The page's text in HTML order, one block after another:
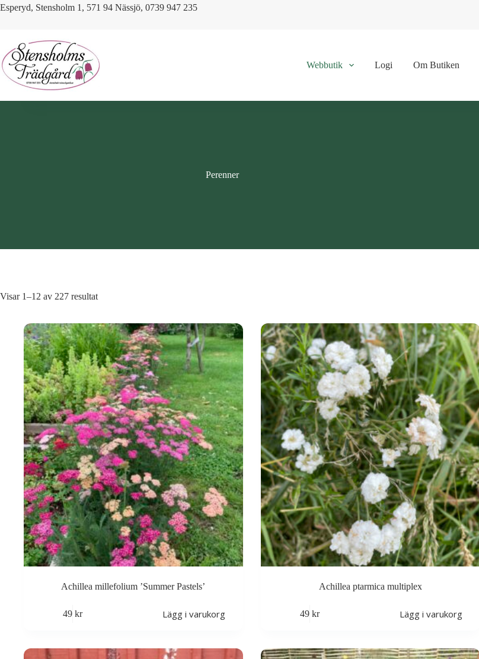
Skip
Esperyd, Stensholm 1, 571 94 Nässjö, 0739 947 235
Webbutik Logi Om Butiken
Perenner
Visar 1–12 av 227 resultat
Achillea millefolium ’Summer Pastels’
49 kr Lägg i varukorg
Achillea ptarmica multiplex
49 kr Lägg i varukorg